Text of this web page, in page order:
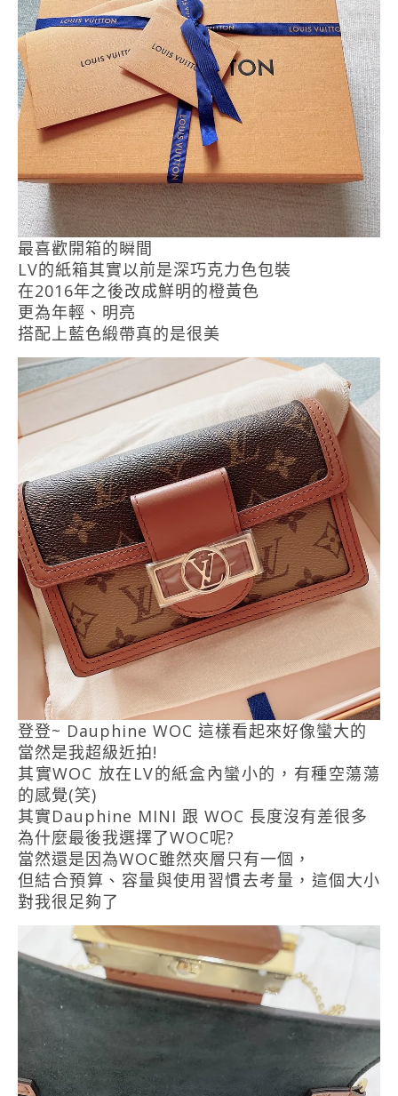
最喜歡開箱的瞬間
LV的紙箱其實以前是深巧克力色包裝
在2016年之後改成鮮明的橙黃色
更為年輕、明亮
搭配上藍色緞帶真的是很美
登登~ Dauphine WOC 這樣看起來好像蠻大的
當然是我超級近拍!
其實WOC 放在LV的紙盒內蠻小的，有種空蕩蕩
的感覺(笑)
其實Dauphine MINI 跟 WOC 長度沒有差很多
為什麼最後我選擇了WOC呢?
當然還是因為WOC雖然夾層只有一個，
但結合預算、容量與使用習慣去考量，這個大小
對我很足夠了